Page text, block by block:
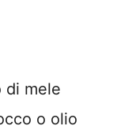
di mele
o olio